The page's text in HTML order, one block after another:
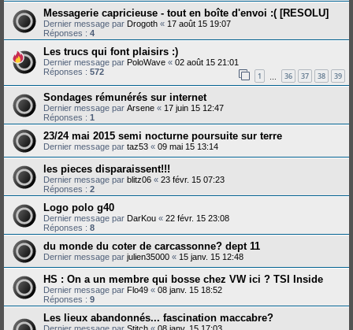
Messagerie capricieuse - tout en boîte d'envoi :( [RESOLU]
Dernier message par Drogoth « 17 août 15 19:07
Réponses : 4
Les trucs qui font plaisirs :)
Dernier message par PoloWave « 02 août 15 21:01
Réponses : 572 1 36 37 38 39
Sondages rémunérés sur internet
Dernier message par Arsene « 17 juin 15 12:47
Réponses : 1
23/24 mai 2015 semi nocturne poursuite sur terre
Dernier message par taz53 « 09 mai 15 13:14
les pieces disparaissent!!!
Dernier message par blitz06 « 23 févr. 15 07:23
Réponses : 2
Logo polo g40
Dernier message par DarKou « 22 févr. 15 23:08
Réponses : 8
du monde du coter de carcassonne? dept 11
Dernier message par julien35000 « 15 janv. 15 12:48
HS : On a un membre qui bosse chez VW ici ? TSI Inside
Dernier message par Flo49 « 08 janv. 15 18:52
Réponses : 9
Les lieux abandonnés... fascination maccabre?